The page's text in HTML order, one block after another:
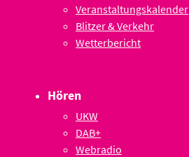
Veranstaltungskalender
Blitzer & Verkehr
Wetterbericht
Hören
UKW
DAB+
Webradio